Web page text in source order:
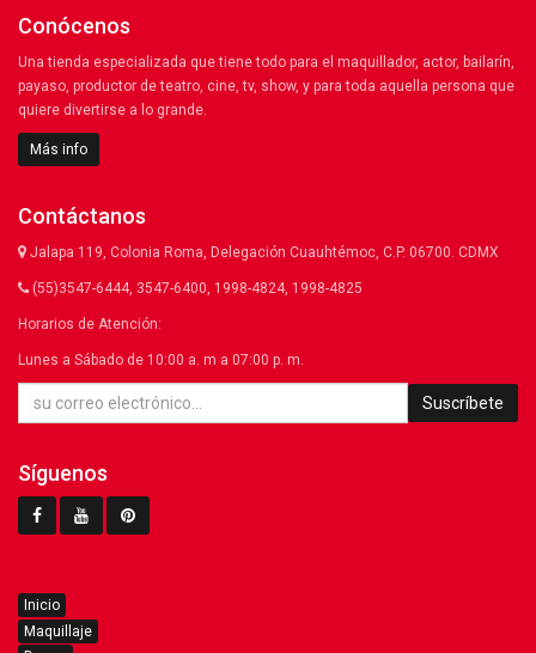
Conócenos
Una tienda especializada que tiene todo para el maquillador, actor, bailarín,
payaso, productor de teatro, cine, tv, show, y para toda aquella persona que
quiere divertirse a lo grande.
Más info
Contáctanos
Jalapa 119, Colonia Roma, Delegación Cuauhtémoc, C.P. 06700. CDMX
(55)3547-6444, 3547-6400, 1998-4824, 1998-4825
Horarios de Atención:
Lunes a Sábado de 10:00 a. m a 07:00 p. m.
Suscríbete
Síguenos
Inicio
Maquillaje